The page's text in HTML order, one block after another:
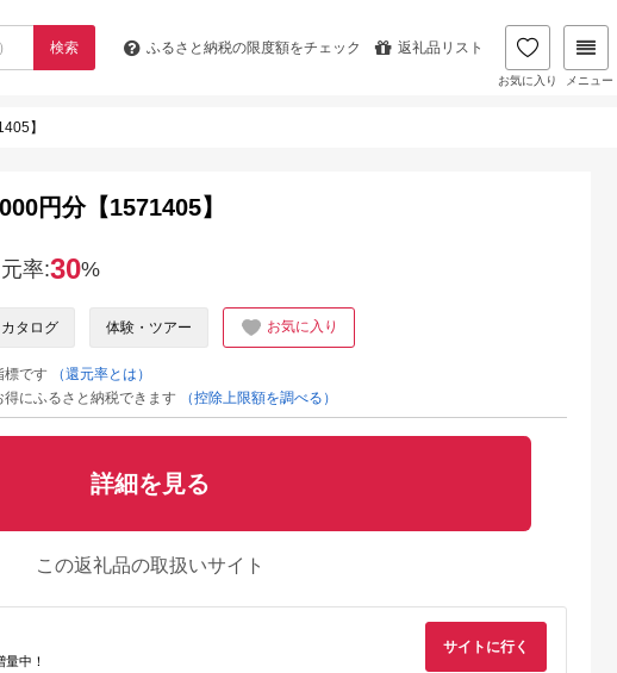
検索 ふるさと納税の限度額をチェック 返礼品リスト
お気に入り メニュー
】
円分【1571405】
率:30%
タログ 体験・ツアー お気に入り
です
（還元率とは）
にふるさと納税できます
（控除上限額を調べる）
詳細を見る
この返礼品の取扱いサイト
中！
サイトに行く